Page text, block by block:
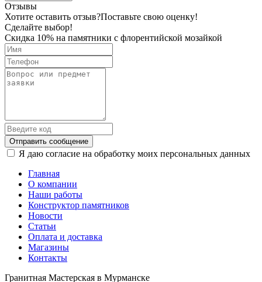
Отзывы
Хотите оставить отзыв?Поставьте свою оценку!
Сделайте выбор!
Скидка 10% на памятники с флорентийской мозайкой
Отправить сообщение
Я даю согласие на обработку моих персональных данных
Главная
О компании
Наши работы
Конструктор памятников
Новости
Статьи
Оплата и доставка
Магазины
Контакты
Гранитная Мастерская в Мурманске